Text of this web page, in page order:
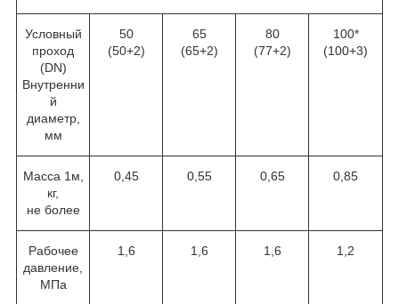
Условный
проход
(DN)
Внутренни
й
диаметр,
мм
50
(50+2)
65
(65+2)
80
(77+2)
100*
(100+3)
Масса 1м,
кг,
не более
0,45 0,55 0,65 0,85
Рабочее
давление,
МПа
1,6 1,6 1,6 1,2